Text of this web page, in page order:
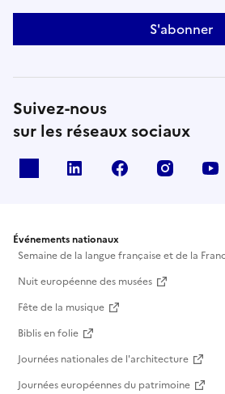
S'abonner
Suivez-nous
sur les réseaux sociaux
Linkedin Facebook
Événements nationaux
Semaine de la langue française et de la
Nuit européenne des musées
Fête de la musique
Biblis en folie
Journées nationales de l'architecture
Journées européennes du patrimoine